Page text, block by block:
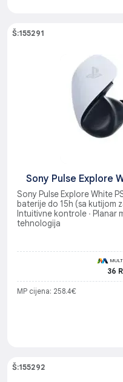
Š:155291
Sony Pulse Explore
Sony Pulse Explore White
baterije do 15h (sa kutijom
Intuitivne kontrole ∙ Planar
tehnologija
36
MP cijena: 258.4€
Š:155292